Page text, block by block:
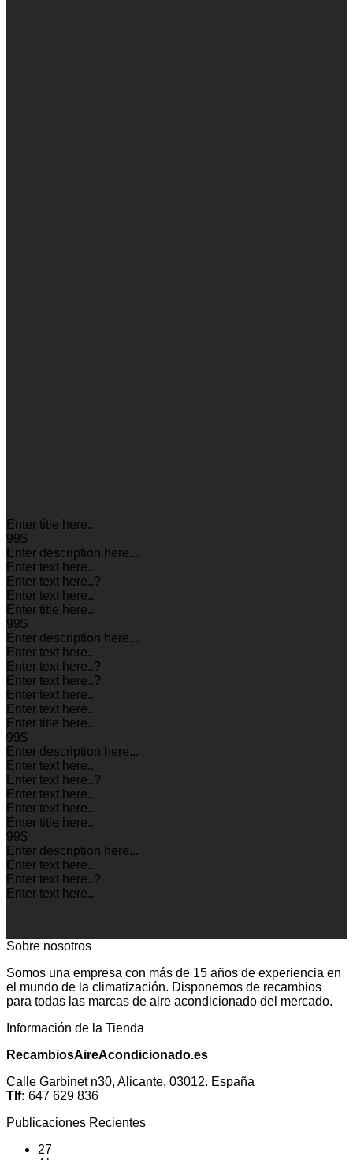
Enter title here..
99$
Enter description here...
Enter text here..
Enter text here..?
Enter text here..
Enter title here..
99$
Enter description here...
Enter text here..
Enter text here..?
Enter text here..?
Enter text here..
Enter text here..
Enter title here..
99$
Enter description here...
Enter text here..
Enter text here..?
Enter text here..
Enter text here..
Enter title here..
99$
Enter description here...
Enter text here..
Enter text here..?
Enter text here..
Sobre nosotros
Somos una empresa con más de 15 años de experiencia en
el mundo de la climatización. Disponemos de recambios
para todas las marcas de aire acondicionado del mercado.
Información de la Tienda
RecambiosAireAcondicionado.es
Calle Garbinet n30, Alicante, 03012. España
Tlf: 647 629 836
Publicaciones Recientes
27